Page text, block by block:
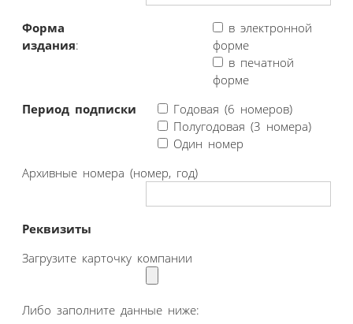
Форма
издания:
в электронной
форме
в печатной
форме
Период подписки
Годовая (6 номеров)
Полугодовая (3 номера)
Один номер
Архивные номера (номер, год)
Реквизиты
Загрузите карточку компании
Либо заполните данные ниже: